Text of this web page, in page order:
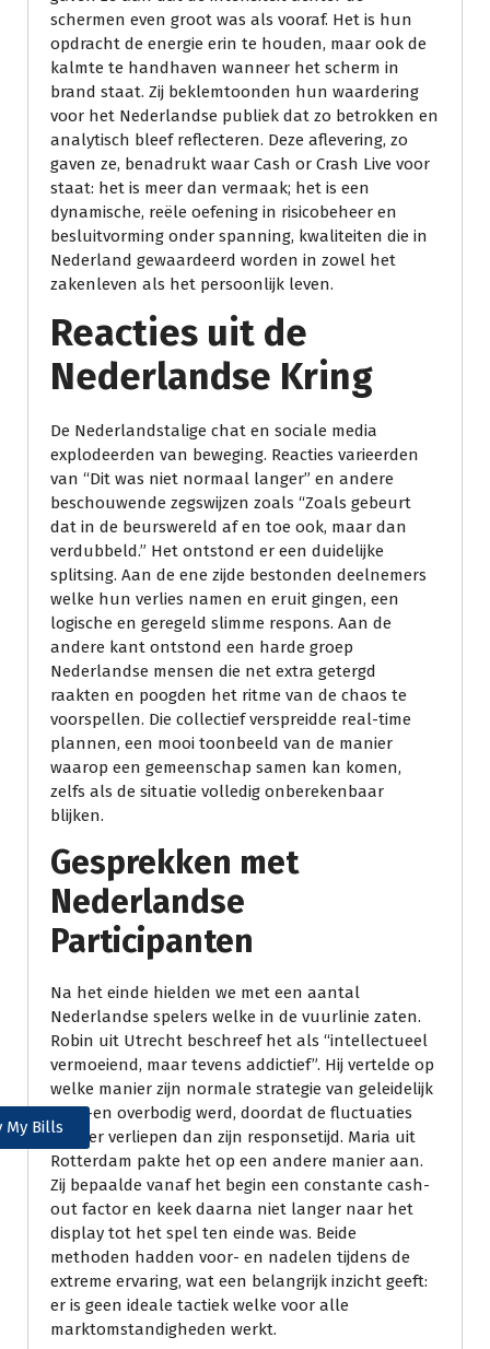
My Bills
schermen even groot was als vooraf. Het is hun
opdracht de energie erin te houden, maar ook de
kalmte te handhaven wanneer het scherm in
brand staat. Zij beklemtoonden hun waardering
voor het Nederlandse publiek dat zo betrokken en
analytisch bleef reflecteren. Deze aflevering, zo
gaven ze, benadrukt waar Cash or Crash Live voor
staat: het is meer dan vermaak; het is een
dynamische, reële oefening in risicobeheer en
besluitvorming onder spanning, kwaliteiten die in
Nederland gewaardeerd worden in zowel het
zakenleven als het persoonlijk leven.
Reacties uit de
Nederlandse Kring
De Nederlandstalige chat en sociale media
explodeerden van beweging. Reacties varieerden
van “Dit was niet normaal langer” en andere
beschouwende zegswijzen zoals “Zoals gebeurt
dat in de beurswereld af en toe ook, maar dan
verdubbeld.” Het ontstond er een duidelijke
splitsing. Aan de ene zijde bestonden deelnemers
welke hun verlies namen en eruit gingen, een
logische en geregeld slimme respons. Aan de
andere kant ontstond een harde groep
Nederlandse mensen die net extra getergd
raakten en poogden het ritme van de chaos te
voorspellen. Die collectief verspreidde real-time
plannen, een mooi toonbeeld van de manier
waarop een gemeenschap samen kan komen,
zelfs als de situatie volledig onberekenbaar
blijken.
Gesprekken met
Nederlandse
Participanten
Na het einde hielden we met een aantal
Nederlandse spelers welke in de vuurlinie zaten.
Robin uit Utrecht beschreef het als “intellectueel
vermoeiend, maar tevens addictief”. Hij vertelde op
welke manier zijn normale strategie van geleidelijk
cash-en overbodig werd, doordat de fluctuaties
sneller verliepen dan zijn responsetijd. Maria uit
Rotterdam pakte het op een andere manier aan.
Zij bepaalde vanaf het begin een constante cash-
out factor en keek daarna niet langer naar het
display tot het spel ten einde was. Beide
methoden hadden voor- en nadelen tijdens de
extreme ervaring, wat een belangrijk inzicht geeft:
er is geen ideale tactiek welke voor alle
marktomstandigheden werkt.